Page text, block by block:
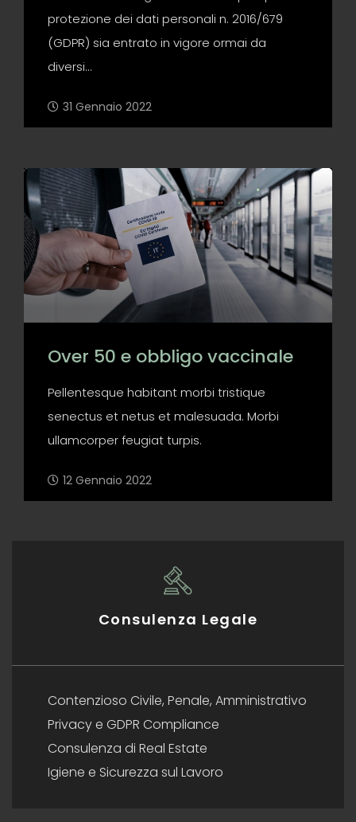
protezione dei dati personali n. 2016/679
(GDPR) sia entrato in vigore ormai da
diversi...
31 Gennaio 2022
Over 50 e obbligo vaccinale
Pellentesque habitant morbi tristique
senectus et netus et malesuada. Morbi
ullamcorper feugiat turpis.
12 Gennaio 2022
Consulenza Legale
Contenzioso Civile, Penale, Amministrativo
Privacy e GDPR Compliance
Consulenza di Real Estate
Igiene e Sicurezza sul Lavoro